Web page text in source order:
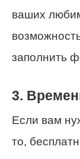
ваших
заполнить
3.
Если вам
то,